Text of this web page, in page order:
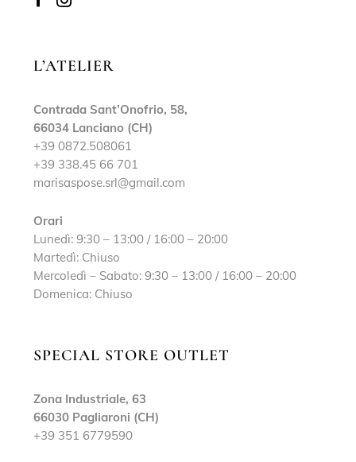
L’ATELIER
Contrada Sant’Onofrio, 58,
66034 Lanciano (CH)
+39 0872.508061
+39 338.45 66 701
marisaspose.srl@gmail.com
Orari
Lunedì: 9:30 – 13:00 / 16:00 – 20:00
Martedì: Chiuso
Mercoledì – Sabato: 9:30 – 13:00 / 16:00 – 20:00
Domenica: Chiuso
SPECIAL STORE OUTLET
Zona Industriale, 63
66030 Pagliaroni (CH)
+39 351 6779590